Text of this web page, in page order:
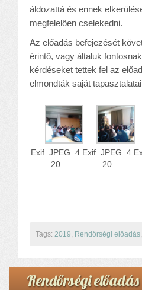
áldozattá és ennek
megfelelően cselekedni.
Az előadás befejezését
érintő, vagy általuk
kérdéseket tettek fel az
elmondták saját
Exif_JPEG_4
20
Exif_JPEG_4
20
Tags: 2019 Rendőrségi előadás
Rendőrségi előadás